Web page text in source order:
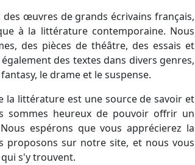
œuvres de grands écrivains français,
à la littérature contemporaine. Nous
des pièces de théâtre, des essais et
des textes dans divers genres,
le drame et le suspense.
la littérature est une source de savoir et
sommes heureux de pouvoir offrir un
espérons que vous apprécierez la
proposons sur notre site, et nous vous
s'y trouvent.